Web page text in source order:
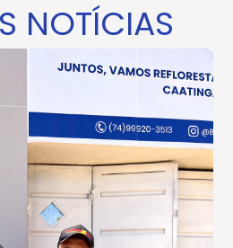
NOTÍCIAS